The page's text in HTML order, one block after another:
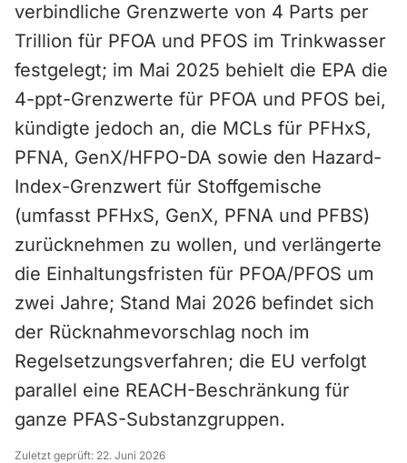
verbindliche Grenzwerte von 4 Parts per
Trillion für PFOA und PFOS im Trinkwasser
festgelegt; im Mai 2025 behielt die EPA die
4-ppt-Grenzwerte für PFOA und PFOS bei,
kündigte jedoch an, die MCLs für PFHxS,
PFNA, GenX/HFPO-DA sowie den Hazard-
Index-Grenzwert für Stoffgemische
(umfasst PFHxS, GenX, PFNA und PFBS)
zurücknehmen zu wollen, und verlängerte
die Einhaltungsfristen für PFOA/PFOS um
zwei Jahre; Stand Mai 2026 befindet sich
der Rücknahmevorschlag noch im
Regelsetzungsverfahren; die EU verfolgt
parallel eine REACH-Beschränkung für
ganze PFAS-Substanzgruppen.
Zuletzt geprüft: 22. Juni 2026